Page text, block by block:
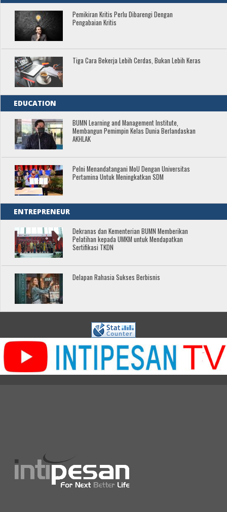
Pemikiran Kritis Perlu Dibarengi Dengan
Pengabaian Kritis
Tiga Cara Bekerja Lebih Cerdas, Bukan Lebih Keras
EDUCATION
BUMN Learning and Management Institute,
Membangun Pemimpin Kelas Dunia Berlandaskan
AKHLAK
Pelni Menandatangani MoU Dengan Universitas
Pertamina Untuk Meningkatkan SDM
ENTREPRENEUR
Dekranas dan Kementerian BUMN Memberikan
Pelatihan kepada UMKM untuk Mendapatkan
Sertifikasi TKDN
Delapan Rahasia Sukses Berbisnis